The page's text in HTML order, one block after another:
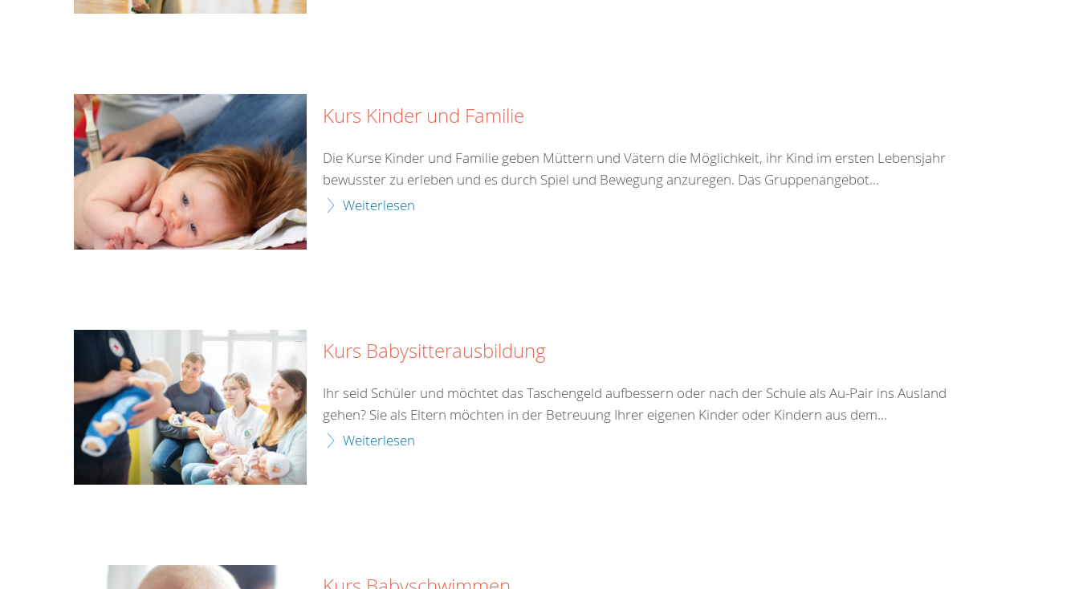
Kurs Kinder und Familie
Die Kurse Kinder und Familie geben Müttern und Vätern die Möglichkeit, ihr Kind im ersten Lebensjahr
bewusster zu erleben und es durch Spiel und Bewegung anzuregen. Das Gruppenangebot...
Weiterlesen
Kurs Babysitterausbildung
Ihr seid Schüler und möchtet das Taschengeld aufbessern oder nach der Schule als Au-Pair ins Ausland
gehen? Sie als Eltern möchten in der Betreuung Ihrer eigenen Kinder oder Kindern aus dem...
Weiterlesen